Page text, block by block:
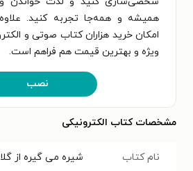
همیشه و همه‌جا تجربه کنید.
امکان خرید هزاران کتاب صوتی و
ویژه و بهترین قیمت هم فراهم است.
نصب
مشخصات کتاب الکترونیکی
نام کتاب شیره می گیره از